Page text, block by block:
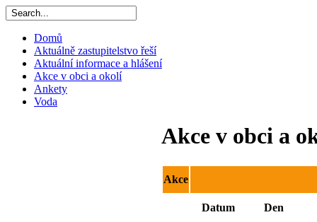
Domů
Aktuálně zastupitelstvo řeší
Aktuální informace a hlášení
Akce v obci a okolí
Ankety
Voda
Akce v obci a
Akce
Datum Den